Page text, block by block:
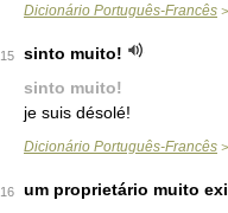
Dicionário Português-Francês >
15
sinto muito!
sinto muito!
je suis désolé!
Dicionário Português-Francês >
16
um proprietário muito